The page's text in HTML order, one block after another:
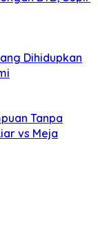
Dihidupkan
Tanpa
vs Meja